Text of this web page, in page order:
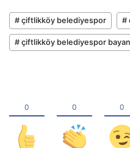
# çiftlikköy belediyespor #
# çiftlikköy belediyespor